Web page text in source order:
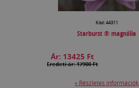
Kód: 44311
Starburst ® magnólia
Ár: 13425 Ft
Eredeti ár: 17900 Ft
» Részletes információk